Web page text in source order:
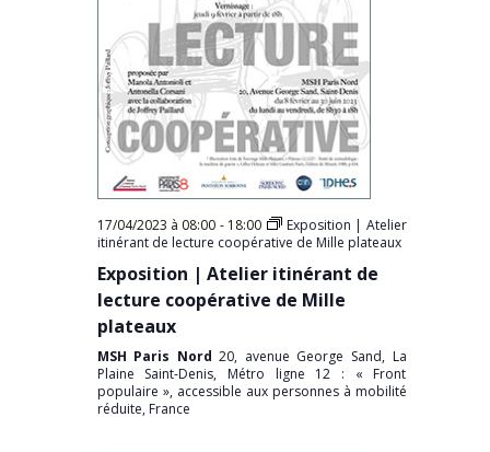
17/04/2023 à 08:00 - 18:00
Exposition | Atelier
itinérant de lecture coopérative de Mille plateaux
Exposition | Atelier itinérant de
lecture coopérative de Mille
plateaux
MSH Paris Nord20, avenue George Sand, La
Plaine Saint-Denis, Métro ligne 12 : « Front
populaire », accessible aux personnes à mobilité
réduite, France